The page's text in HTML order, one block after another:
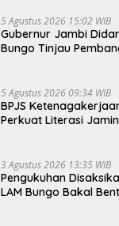
5 Agustus 2026 15:02 WIB
Gubernur Jambi
Bungo Tinjau
5 Agustus 2026 09:34 WIB
BPJS
Perkuat Literasi
3 Agustus 2026 13:35 WIB
Pengukuhan
LAM Bungo Bakal